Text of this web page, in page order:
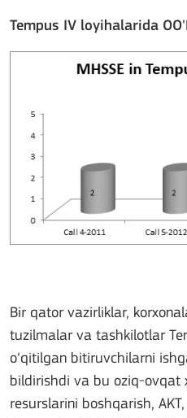
Tempus IV loyihalarida
Bir qator vazirliklar,
tuzilmalar va tashkilotlar
o‘qitilgan bitiruvchilarni
bildirishdi va bu oziq-ovqat
resurslarini boshqarish,